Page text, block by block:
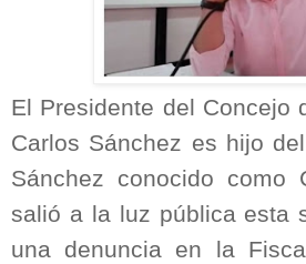
El Presidente del Concejo
Carlos Sánchez es hijo
Sánchez conocido como
salió a la luz pública esta
una denuncia en la